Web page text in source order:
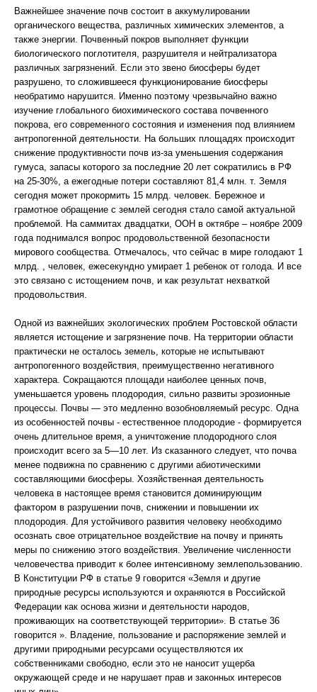
Важнейшее значение почв состоит в аккумулировании
органического вещества, различных химических элементов, а
также энергии. Почвенный покров выполняет функции
биологического поглотителя, разрушителя и нейтрализатора
различных загрязнений. Если это звено биосферы будет
разрушено, то сложившееся функционирование биосферы
необратимо нарушится. Именно поэтому чрезвычайно важно
изучение глобального биохимического состава почвенного
покрова, его современного состояния и изменения под влиянием
антропогенной деятельности. На больших площадях происходит
снижение продуктивности почв из-за уменьшения содержания
гумуса, запасы которого за последние 20 лет сократились в РФ
на 25-30%, а ежегодные потери составляют 81,4 млн. т. Земля
сегодня может прокормить 15 млрд. человек. Бережное и
грамотное обращение с землей сегодня стало самой актуальной
проблемой. На саммитах двадцатки, ООН в октябре – ноябре 2009
года поднимался вопрос продовольственной безопасности
мирового сообщества. Отмечалось, что сейчас в мире голодают 1
млрд. , человек, ежесекундно умирает 1 ребенок от голода. И все
это связано с истощением почв, и как результат нехваткой
продовольствия.
Одной из важнейших экологических проблем Ростовской области
является истощение и загрязнение почв. На территории области
практически не осталось земель, которые не испытывают
антропогенного воздействия, преимущественно негативного
характера. Сокращаются площади наиболее ценных почв,
уменьшается уровень плодородия, сильно развиты эрозионные
процессы. Почвы — это медленно возобновляемый ресурс. Одна
из особенностей почвы - естественное плодородие - формируется
очень длительное время, а уничтожение плодородного слоя
происходит всего за 5—10 лет. Из сказанного следует, что почва
менее подвижна по сравнению с другими абиотическими
составляющими биосферы. Хозяйственная деятельность
человека в настоящее время становится доминирующим
фактором в разрушении почв, снижении и повышении их
плодородия. Для устойчивого развития человеку необходимо
осознать свое отрицательное воздействие на почву и принять
меры по снижению этого воздействия. Увеличение численности
человечества приводит к более интенсивному землепользованию.
В Конституции РФ в статье 9 говорится «Земля и другие
природные ресурсы используются и охраняются в Российской
Федерации как основа жизни и деятельности народов,
проживающих на соответствующей территории». В статье 36
говорится ». Владение, пользование и распоряжение землей и
другими природными ресурсами осуществляются их
собственниками свободно, если это не наносит ущерба
окружающей среде и не нарушает прав и законных интересов